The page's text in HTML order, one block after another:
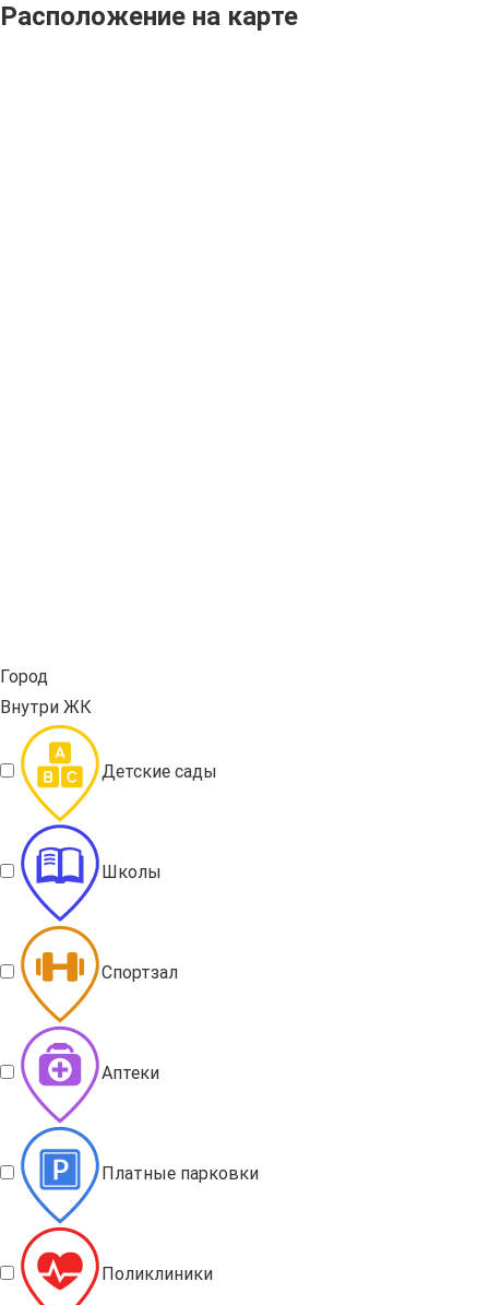
Расположение на карте
Город
Внутри ЖК
Детские сады
Школы
Спортзал
Аптеки
Платные парковки
Поликлиники